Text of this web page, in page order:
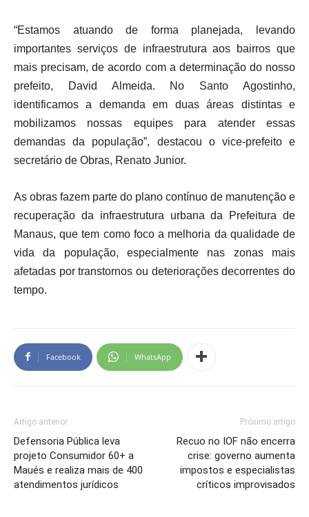
“Estamos atuando de forma planejada, levando
importantes serviços de infraestrutura aos bairros que
mais precisam, de acordo com a determinação do nosso
prefeito, David Almeida. No Santo Agostinho,
identificamos a demanda em duas áreas distintas e
mobilizamos nossas equipes para atender essas
demandas da população”, destacou o vice-prefeito e
secretário de Obras, Renato Junior.
As obras fazem parte do plano contínuo de manutenção e
recuperação da infraestrutura urbana da Prefeitura de
Manaus, que tem como foco a melhoria da qualidade de
vida da população, especialmente nas zonas mais
afetadas por transtornos ou deteriorações decorrentes do
tempo.
Facebook WhatsApp
Artigo anterior
Defensoria Pública leva
projeto Consumidor 60+ a
Maués e realiza mais de 400
atendimentos jurídicos
Próximo artigo
Recuo no IOF não encerra
crise: governo aumenta
impostos e especialistas
críticos improvisados